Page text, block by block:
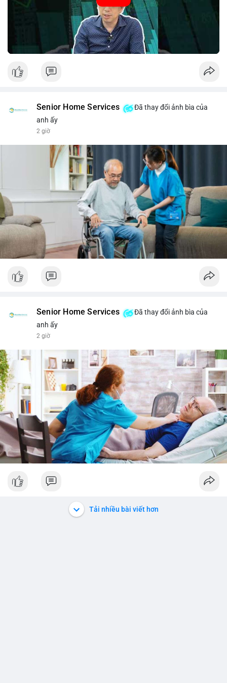
#whalemove #vilanh #btcmempool
Senior Home Services
Đã thay đổi ảnh bìa của
anh ấy
2 giờ
Senior Home Services
Đã thay đổi ảnh bìa của
anh ấy
2 giờ
Tải nhiều bài viết hơn